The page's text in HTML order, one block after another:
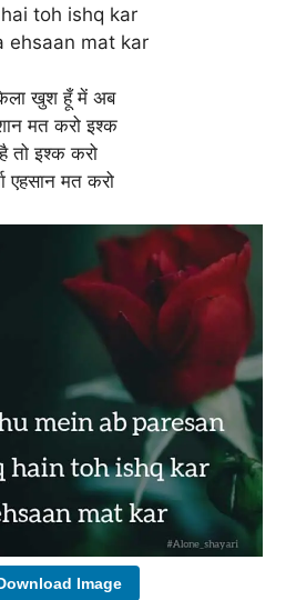
toh ishq kar
ehsaan mat kar
खुश हूँ में अब
मत करो इश्क
तो इश्क करो
एहसान मत करो
Image